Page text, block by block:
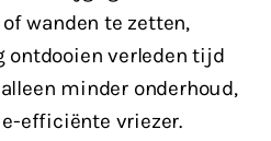
wanden te zetten,
ontdooien verleden tijd
minder onderhoud,
efficiënte vriezer.